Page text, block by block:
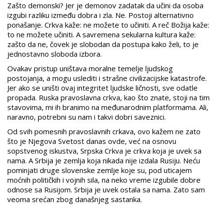
Zašto demonski? Jer je demonov zadatak da učini da osoba
izgubi razliku između dobra i zla. Ne. Postoji alternativno
ponašanje. Crkva kaže: ne možete to učiniti. A reč Božija kaže:
to ne možete učiniti. A savremena sekularna kultura kaže:
zašto da ne, čovek je slobodan da postupa kako želi, to je
jednostavno sloboda izbora.
Ovakav pristup uništava moralne temelje ljudskog
postojanja, a mogu uslediti i strašne civilizacijske katastrofe.
Jer ako se uništi ovaj integritet ljudske ličnosti, sve odatle
propada. Ruska pravoslavna crkva, kao što znate, stoji na tim
stavovima, mi ih branimo na međunarodnim platformama. Ali,
naravno, potrebni su nam i takvi dobri saveznici.
Od svih pomesnih pravoslavnih crkava, ovo kažem ne zato
što je Njegova Svetost danas ovde, već na osnovu
sopstvenog iskustva, Srpska Crkva je crkva koja je uvek sa
nama. A Srbija je zemlja koja nikada nije izdala Rusiju. Neću
pominjati druge slovenske zemlje koje su, pod uticajem
moćnih političkih i vojnih sila, na neko vreme izgubile dobre
odnose sa Rusijom. Srbija je uvek ostala sa nama. Zato sam
veoma srećan zbog današnjeg sastanka.